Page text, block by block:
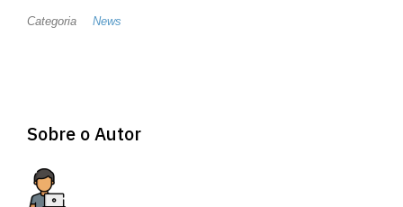
Categoria News
Sobre o Autor